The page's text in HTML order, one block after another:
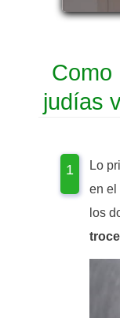
Como
judías
Lo
en el
los